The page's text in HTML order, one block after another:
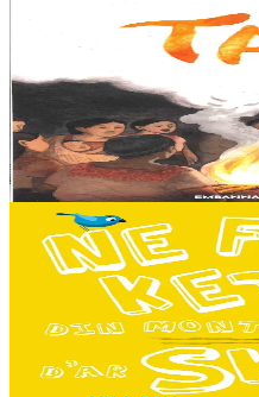
E penn uhelañ an torgennoù
gant latar ar beurevezhioù
anvet Sakamch'en. En tu all...
Er stok 11,00 €
3 bloaz hag ouzhpenn
Bannoù-heol
Ne fell ket din mont d'ar
Hiziv emañ devezh skol kentañ
ket dezho mont, tamm ebet !
pezh mell souezhenn....